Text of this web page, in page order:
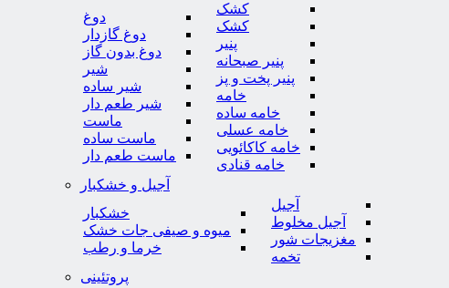
کشک
کشک
پنیر
پنیر صبحانه
پنیر پخت و پز
خامه
خامه ساده
خامه عسلی
خامه کاکائویی
خامه قنادی
دوغ
دوغ گازدار
دوغ بدون گاز
شیر
شیر ساده
شیر طعم دار
ماست
ماست ساده
ماست طعم دار
آجیل و خشکبار
آجیل
آجیل مخلوط
مغزیجات شور
تخمه
خشکبار
میوه و صیفی جات خشک
خرما و رطب
پروتئینی